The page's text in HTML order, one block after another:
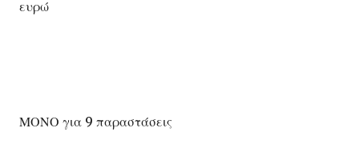
ευρώ
ΜΟΝΟ για 9 παραστάσεις